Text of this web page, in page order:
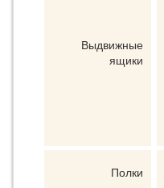
Выдвижные
ящики
Полки